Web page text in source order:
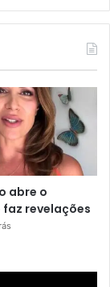
abre o
revelações